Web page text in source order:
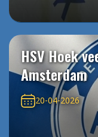
HSV Hoek
Amsterdam
20-04-2026